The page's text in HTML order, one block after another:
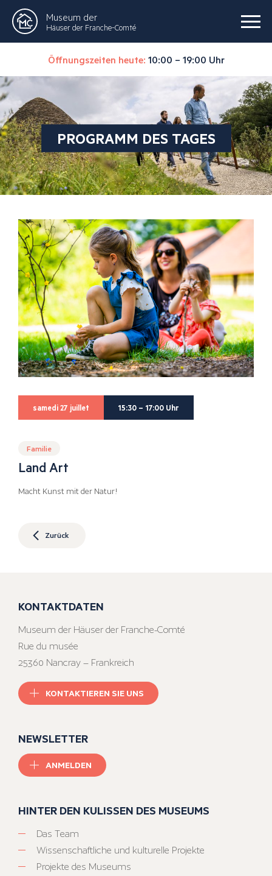
Museum der
Häuser der Franche-Comté
Öffnungszeiten heute: 10:00 – 19:00 Uhr
PROGRAMM DES TAGES
samedi 27 juillet 15:30 – 17:00 Uhr
Familie
Land Art
Macht Kunst mit der Natur!
Zurück
KONTAKTDATEN
Museum der Häuser der Franche-Comté
Rue du musée
25360 Nancray – Frankreich
KONTAKTIEREN SIE UNS
NEWSLETTER
ANMELDEN
HINTER DEN KULISSEN DES MUSEUMS
Das Team
Wissenschaftliche und kulturelle Projekte
Projekte des Museums